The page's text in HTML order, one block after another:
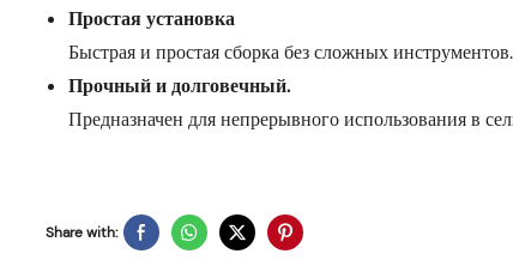
Простая установка
Быстрая и простая сборка без сложных инструментов.
Прочный и долговечный.
Предназначен для непрерывного использования в
Share with: